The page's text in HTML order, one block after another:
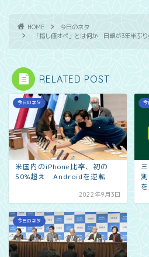
HOME
今日のネタ
「指し値オペ」とは何か 日銀が3年半ぶ
RELATED POST
今日のネタ
米国内のiPhone比率、初の
50%超え Androidを逆転
2022年9月3日
今
今日のネタ